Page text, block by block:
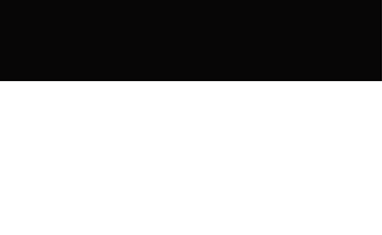
Share this event